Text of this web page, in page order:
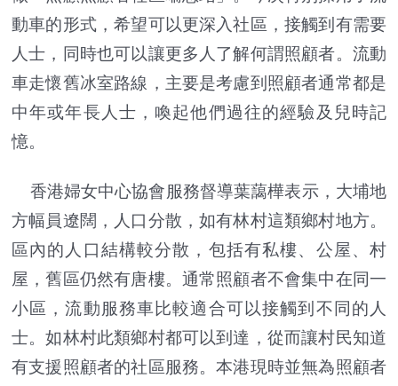
動車的形式，希望可以更深入社區，接觸到有需要
人士，同時也可以讓更多人了解何謂照顧者。流動
車走懷舊冰室路線，主要是考慮到照顧者通常都是
中年或年長人士，喚起他們過往的經驗及兒時記
憶。
香港婦女中心協會服務督導葉藹樺表示，大埔地
方幅員遼闊，人口分散，如有林村這類鄉村地方。
區內的人口結構較分散，包括有私樓、公屋、村
屋，舊區仍然有唐樓。通常照顧者不會集中在同一
小區，流動服務車比較適合可以接觸到不同的人
士。如林村此類鄉村都可以到達，從而讓村民知道
有支援照顧者的社區服務。本港現時並無為照顧者